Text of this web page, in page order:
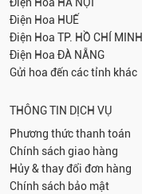
Điện Hoa HUẾ
Điện Hoa TP. HỒ CHÍ MINH
Điện Hoa ĐÀ NẴNG
Gửi hoa đến các tỉnh khác
THÔNG TIN DỊCH VỤ
Phương thức thanh toán
Chính sách giao hàng
Hủy & thay đổi đơn hàng
Chính sách bảo mật